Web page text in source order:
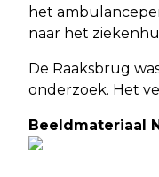
het
naar het
De Raaksbrug
onderzoek. Het
Beeldmateriaal